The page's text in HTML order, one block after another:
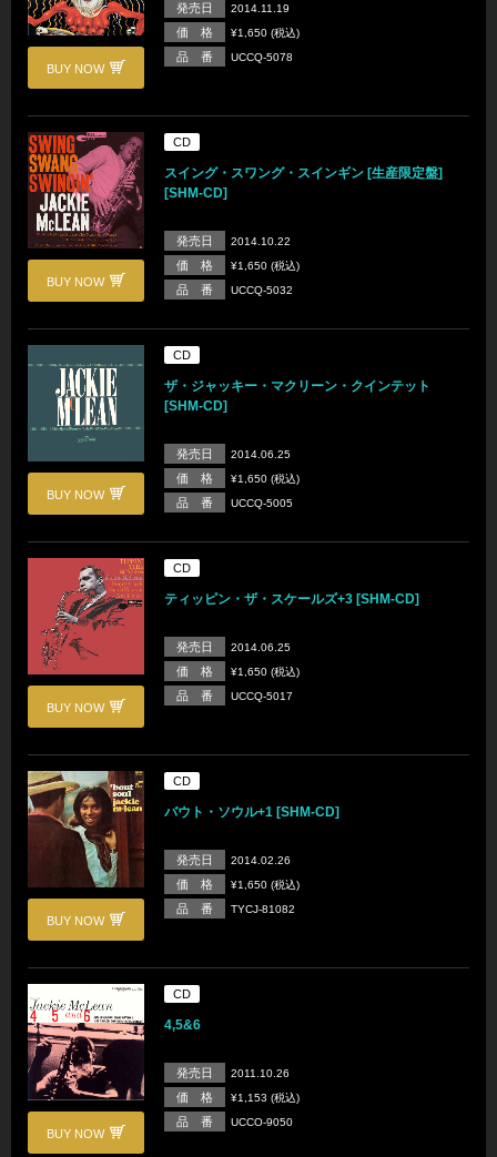
BUY NOW
発売日 2014.11.19
価 格 ¥1,650 (税込)
品 番 UCCQ-5078
BUY NOW
CD
スイング・スワング・スインギン [生産限定盤]
[SHM-CD]
発売日 2014.10.22
価 格 ¥1,650 (税込)
品 番 UCCQ-5032
BUY NOW
CD
ザ・ジャッキー・マクリーン・クインテット
[SHM-CD]
発売日 2014.06.25
価 格 ¥1,650 (税込)
品 番 UCCQ-5005
BUY NOW
CD
ティッピン・ザ・スケールズ+3 [SHM-CD]
発売日 2014.06.25
価 格 ¥1,650 (税込)
品 番 UCCQ-5017
BUY NOW
CD
バウト・ソウル+1 [SHM-CD]
発売日 2014.02.26
価 格 ¥1,650 (税込)
品 番 TYCJ-81082
BUY NOW
CD
4,5&6
発売日 2011.10.26
価 格 ¥1,153 (税込)
品 番 UCCO-9050